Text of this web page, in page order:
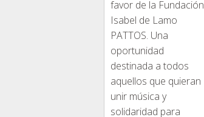
favor de la Fundación
Isabel de Lamo
PATTOS. Una
oportunidad
destinada a todos
aquellos que quieran
unir música y
solidaridad para